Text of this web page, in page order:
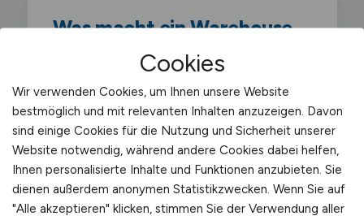
Was macht ein Warehouse
Supervisor?
Als Warehouse Supervisor führst du eine
Schicht oder einen Teilbereich des Lagers.
Du bist direkt am operativen Geschehen
beteiligt. weist Mitarbeiter an. kontrollierst
die Auftragsabwicklung und stellst die
Cookies
Wir verwenden Cookies, um Ihnen unsere Website
bestmöglich und mit relevanten Inhalten anzuzeigen. Davon
sind einige Cookies für die Nutzung und Sicherheit unserer
Website notwendig, während andere Cookies dabei helfen,
Ihnen personalisierte Inhalte und Funktionen anzubieten. Sie
dienen außerdem anonymen Statistikzwecken. Wenn Sie auf
"Alle akzeptieren" klicken, stimmen Sie der Verwendung aller